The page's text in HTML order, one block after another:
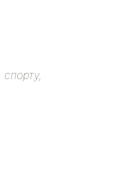
спорту,